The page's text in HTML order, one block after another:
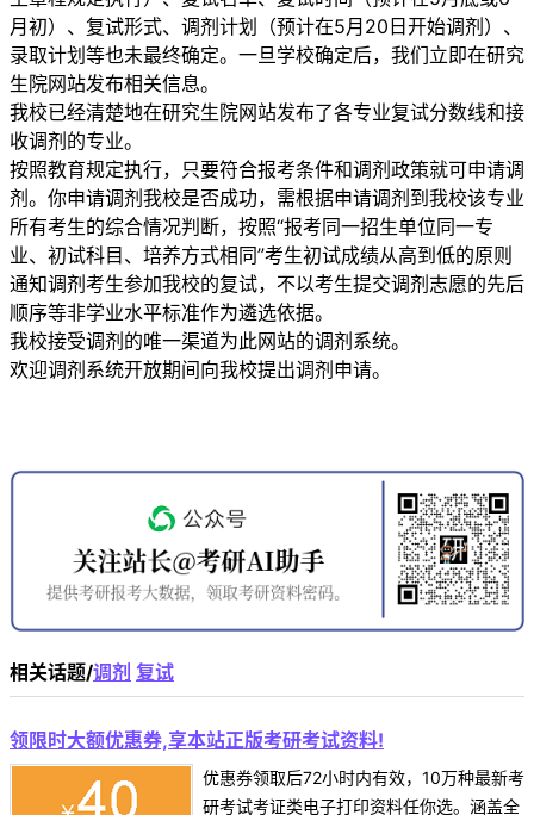
月初）、复试形式、调剂计划（预计在5月20日开始调剂）、
录取计划等也未最终确定。一旦学校确定后，我们立即在研究
生院网站发布相关信息。
我校已经清楚地在研究生院网站发布了各专业复试分数线和接
收调剂的专业。
按照教育规定执行，只要符合报考条件和调剂政策就可申请调
剂。你申请调剂我校是否成功，需根据申请调剂到我校该专业
所有考生的综合情况判断，按照“报考同一招生单位同一专
业、初试科目、培养方式相同”考生初试成绩从高到低的原则
通知调剂考生参加我校的复试，不以考生提交调剂志愿的先后
顺序等非学业水平标准作为遴选依据。
我校接受调剂的唯一渠道为此网站的调剂系统。
欢迎调剂系统开放期间向我校提出调剂申请。
相关话题/调剂 复试
领限时大额优惠券,享本站正版考研考试资料!
优惠券领取后72小时内有效，10万种最新考
研考试考证类电子打印资料任你选。涵盖全